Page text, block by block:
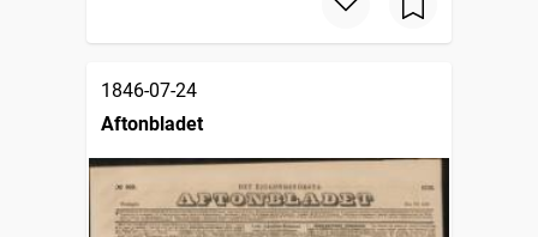
1846-07-24
Aftonbladet